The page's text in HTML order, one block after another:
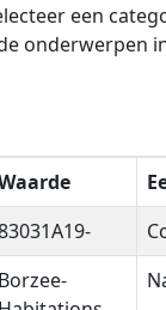
een
onderwerpen
Borzee-